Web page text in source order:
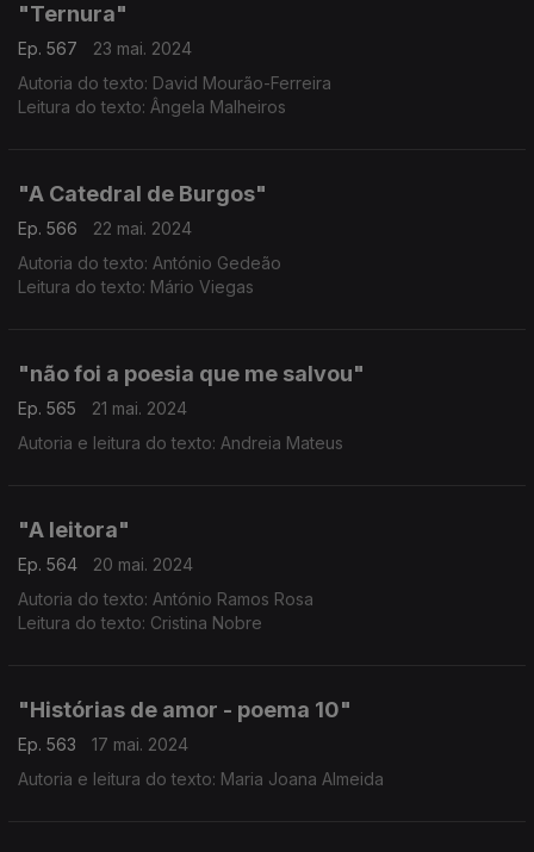
"Ternura"
Ep. 567
23 mai. 2024
Autoria do texto: David Mourão-Ferreira
Leitura do texto: Ângela Malheiros
"A Catedral de Burgos"
Ep. 566
22 mai. 2024
Autoria do texto: António Gedeão
Leitura do texto: Mário Viegas
"não foi a poesia que me salvou"
Ep. 565
21 mai. 2024
Autoria e leitura do texto: Andreia Mateus
"A leitora"
Ep. 564
20 mai. 2024
Autoria do texto: António Ramos Rosa
Leitura do texto: Cristina Nobre
"Histórias de amor - poema 10"
Ep. 563
17 mai. 2024
Autoria e leitura do texto: Maria Joana Almeida